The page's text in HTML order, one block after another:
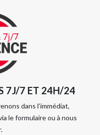
7J/7 ET 24H/24
dans l’immédiat,
le formulaire ou à nous